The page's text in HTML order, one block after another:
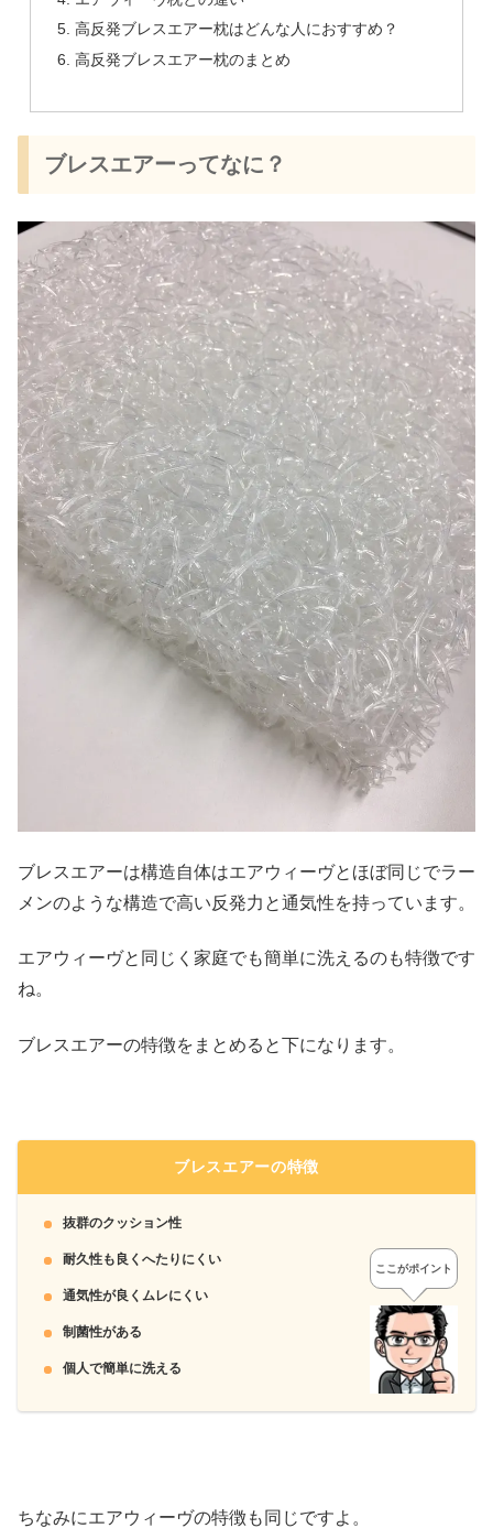
高反発ブレスエアー枕はどんな人におすすめ？
高反発ブレスエアー枕のまとめ
ブレスエアーってなに？
ブレスエアーは構造自体はエアウィーヴとほぼ同じでラー
メンのような構造で高い反発力と通気性を持っています。
エアウィーヴと同じく家庭でも簡単に洗えるのも特徴です
ね。
ブレスエアーの特徴をまとめると下になります。
ブレスエアーの特徴
抜群のクッション性
耐久性も良くへたりにくい
通気性が良くムレにくい
制菌性がある
個人で簡単に洗える
ここがポイント
ちなみにエアウィーヴの特徴も同じですよ。